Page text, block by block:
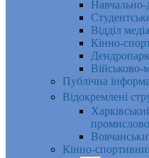
Відділ
Кінно-
Дендропарк
Військово-
Публічна
Відокремлені
Кінно-